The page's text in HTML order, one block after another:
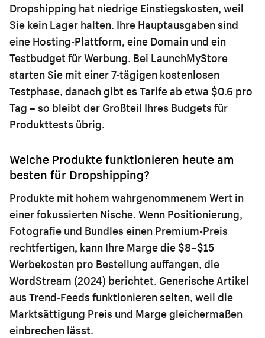
Dropshipping hat niedrige Einstiegskosten, weil
Sie kein Lager halten. Ihre Hauptausgaben sind
eine Hosting-Plattform, eine Domain und ein
Testbudget für Werbung. Bei LaunchMyStore
starten Sie mit einer 7-tägigen kostenlosen
Testphase, danach gibt es Tarife ab etwa $0.6 pro
Tag – so bleibt der Großteil Ihres Budgets für
Produkttests übrig.
Welche Produkte funktionieren heute am
besten für Dropshipping?
Produkte mit hohem wahrgenommenem Wert in
einer fokussierten Nische. Wenn Positionierung,
Fotografie und Bundles einen Premium-Preis
rechtfertigen, kann Ihre Marge die $8–$15
Werbekosten pro Bestellung auffangen, die
WordStream (2024) berichtet. Generische Artikel
aus Trend-Feeds funktionieren selten, weil die
Marktsättigung Preis und Marge gleichermaßen
einbrechen lässt.